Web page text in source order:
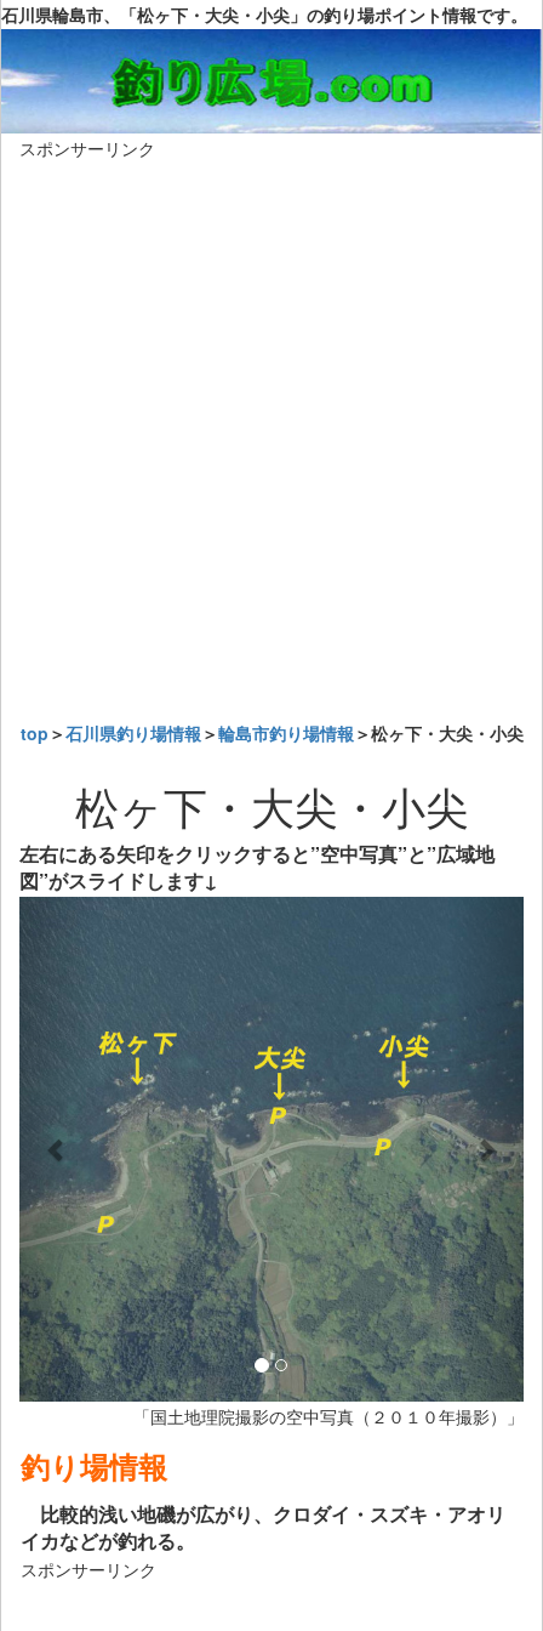
石川県輪島市、「松ヶ下・大尖・小尖」の釣り場ポイント情報です。
スポンサーリンク
top ＞石川県釣り場情報 ＞輪島市釣り場情報 ＞松ヶ下・大尖・小尖
松ヶ下・大尖・小尖
左右にある矢印をクリックすると”空中写真”と”広域地
図”がスライドします↓
Previous
「国土地理院撮影の空中写真（２０１０年撮影）」
釣り場情報
比較的浅い地磯が広がり、クロダイ・スズキ・アオリ
イカなどが釣れる。
スポンサーリンク